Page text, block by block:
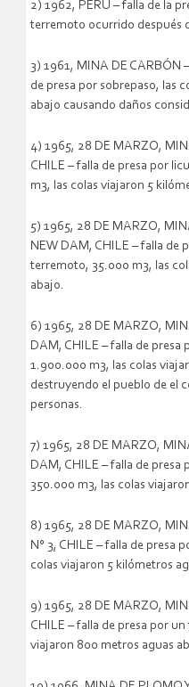
2) 1962, PERÚ – falla de la
terremoto ocurrido después
3) 1961, MINA DE CARBÓN
de presa por sobrepaso, las
abajo causando daños
4) 1965, 28 DE MARZO,
CHILE – falla de presa por
m3, las colas viajaron 5
5) 1965, 28 DE MARZO,
NEW DAM, CHILE – falla de
terremoto, 35.000 m3, las
abajo.
6) 1965, 28 DE MARZO,
DAM, CHILE – falla de
1.900.000 m3, las colas
destruyendo el pueblo de el
personas.
7) 1965, 28 DE MARZO,
DAM, CHILE – falla de
350.000 m3, las colas
8) 1965, 28 DE MARZO,
N° 3, CHILE – falla de presa
colas viajaron 5 kilómetros
9) 1965, 28 DE MARZO,
CHILE – falla de presa por
viajaron 800 metros aguas